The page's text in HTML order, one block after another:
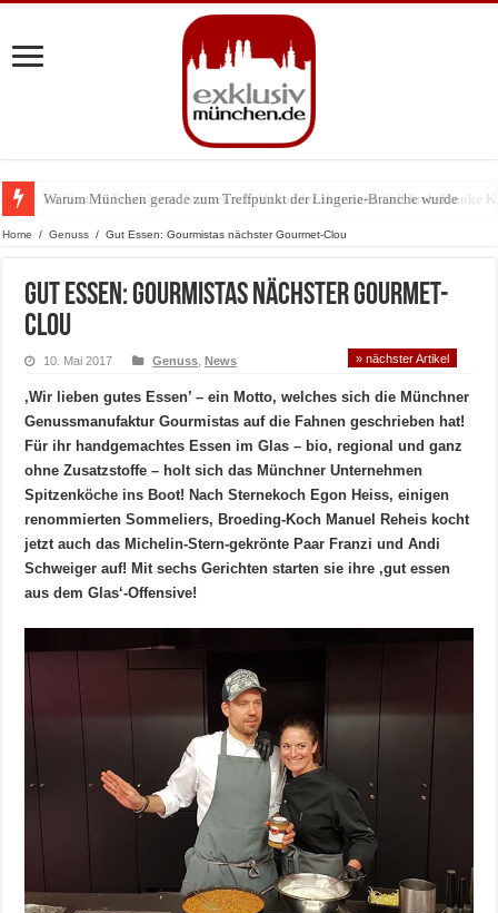
Warum München gerade zum Treffpunkt der Lingerie-Branche wurde
Home / Genuss / Gut Essen: Gourmistas nächster Gourmet-Clou
Gut Essen: Gourmistas nächster Gourmet-
Clou
10. Mai 2017 Genuss ,News » nächster Artikel
‚Wir lieben gutes Essen’ – ein Motto, welches sich die Münchner
Genussmanufaktur Gourmistas auf die Fahnen geschrieben hat!
Für ihr handgemachtes Essen im Glas – bio, regional und ganz
ohne Zusatzstoffe – holt sich das Münchner Unternehmen
Spitzenköche ins Boot! Nach Sternekoch Egon Heiss, einigen
renommierten Sommeliers, Broeding-Koch Manuel Reheis kocht
jetzt auch das Michelin-Stern-gekrönte Paar Franzi und Andi
Schweiger auf! Mit sechs Gerichten starten sie ihre ‚gut essen
aus dem Glas‘-Offensive!